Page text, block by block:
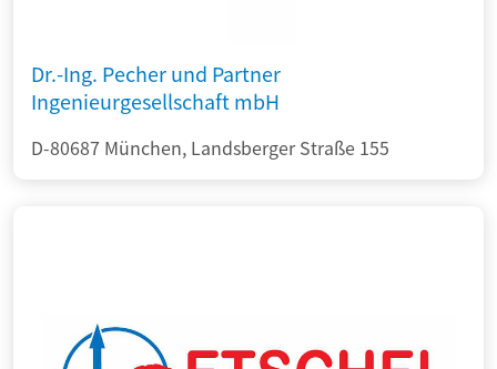
Dr.-Ing. Pecher und Partner
Ingenieurgesellschaft mbH
D-80687 München, Landsberger Straße 155